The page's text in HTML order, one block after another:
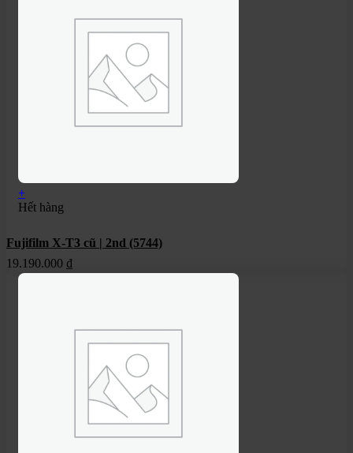
+
Hết hàng
Fujifilm X-T3 cũ | 2nd (5744)
19.190.000 ₫